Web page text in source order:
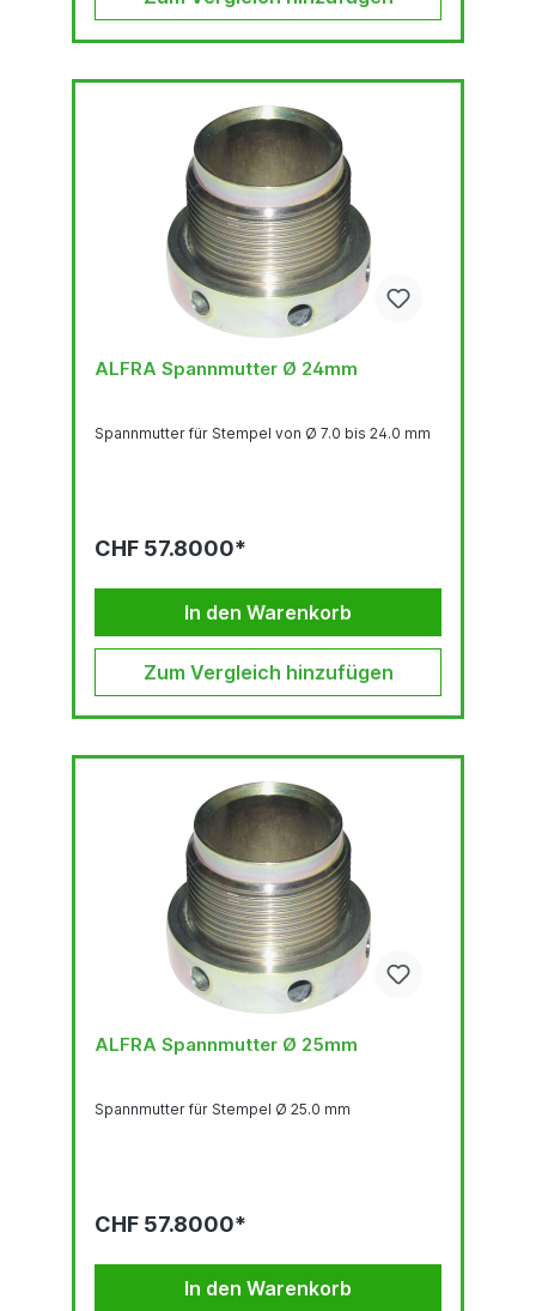
ALFRA Spannmutter Ø 24mm
Spannmutter für Stempel von Ø 7.0 bis 24.0 mm
CHF 57.8000*
In den Warenkorb
Zum Vergleich hinzufügen
ALFRA Spannmutter Ø 25mm
Spannmutter für Stempel Ø 25.0 mm
CHF 57.8000*
In den Warenkorb